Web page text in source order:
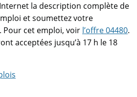
la description complète de
et soumettez votre
Pour cet emploi, voir l’offre 04480.
acceptées jusqu’à 17 h le 18